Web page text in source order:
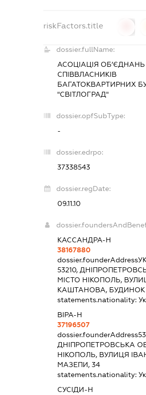
riskFactors.title
dossier.fullName:
АСОЦІАЦІЯ ОБ’ЄДНАНЬ
СПІВВЛАСНИКІВ
БАГАТОКВАРТИРНИХ
"СВІТЛОГРАД"
dossier.opfSubType:
-
dossier.edrpo:
37338543
dossier.regDate:
09.11.10
КАССАНДРА-Н
38167880
dossier.founderAddress
53210,
МІСТО НІКОПОЛЬ,
КАШТАНОВА, БУДИНОК
statements.nationality:
ВІРА-Н
37196507
dossier.founderAddress
ДНІПРОПЕТРОВСЬКА
НІКОПОЛЬ, ВУЛИЦЯ
МАЗЕПИ, 34
statements.nationality:
СУСІДИ-Н